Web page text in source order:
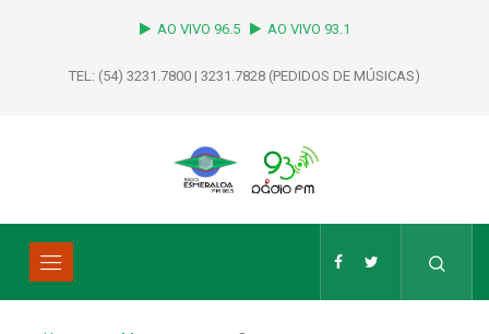
AO VIVO 96.5 AO VIVO 93.1
TEL: (54) 3231.7800 | 3231.7828 (PEDIDOS DE MÚSICAS)